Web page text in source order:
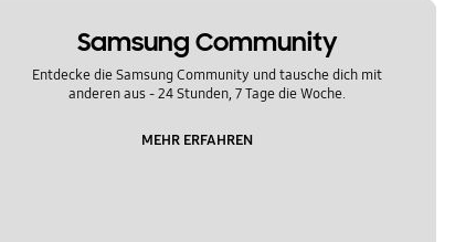
Samsung Community
Entdecke die Samsung Community und tausche dich mit
anderen aus - 24 Stunden, 7 Tage die Woche.
MEHR ERFAHREN